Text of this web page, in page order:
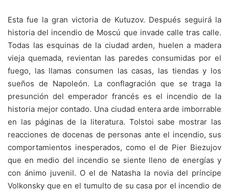
Esta fue la gran victoria de Kutuzov. Después seguirá la
historia del incendio de Moscú que invade calle tras calle.
Todas las esquinas de la ciudad arden, huelen a madera
vieja quemada, revientan las paredes consumidas por el
fuego, las llamas consumen las casas, las tiendas y los
sueños de Napoleón. La conflagración que se traga la
presunción del emperador francés es el incendio de la
historia mejor contado. Una ciudad entera arde imborrable
en las páginas de la literatura. Tolstoi sabe mostrar las
reacciones de docenas de personas ante el incendio, sus
comportamientos inesperados, como el de Pier Biezujov
que en medio del incendio se siente lleno de energías y
con ánimo juvenil. O el de Natasha la novia del príncipe
Volkonsky que en el tumulto de su casa por el incendio de